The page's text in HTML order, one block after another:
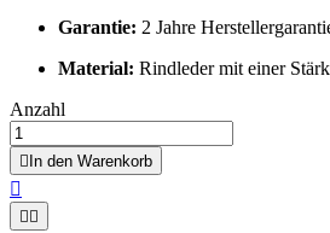
Garantie: 2 Jahre
Material: Rindleder mit einer
Anzahl
In den Warenkorb

